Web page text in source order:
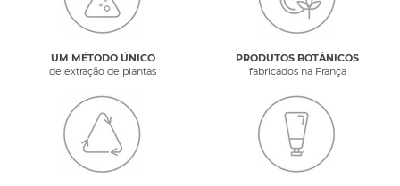
UM MÉTODO ÚNICO
de extração de plantas
PRODUTOS BOTÂNICOS
fabricados na França